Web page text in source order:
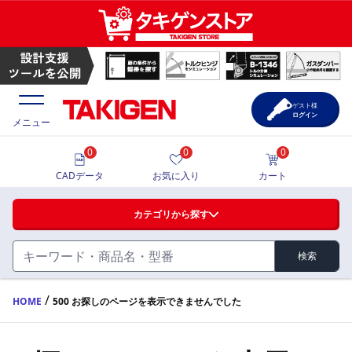
ハンドル・取手・つまみ・周辺機器
FA・A
蝶番・ステー・周辺機器
価格一覧
製品カタログ
メニュー
カテゴリから探す
検索
0
CADデータ
0
お気に入り
0
カート
ゲスト様
ログイン
HOME / 500 お探しのページを表示できませんでした